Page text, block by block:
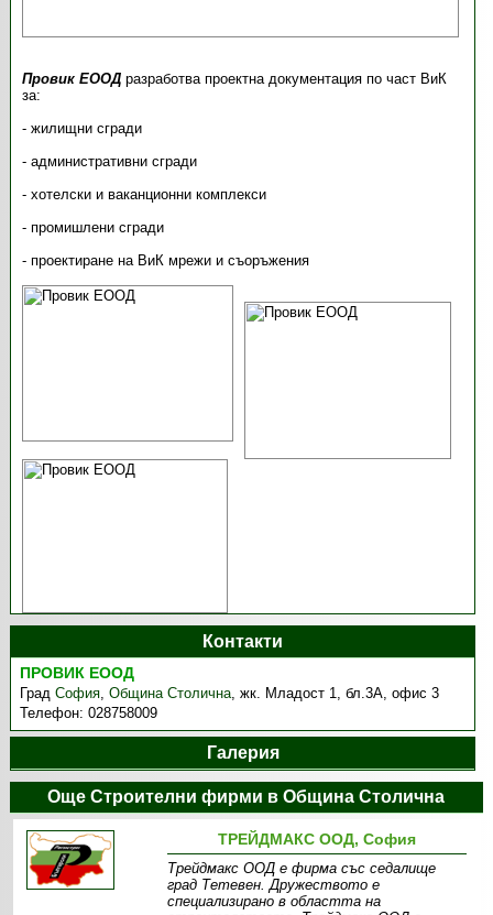
Провик ЕООДразработва проектна документация по част ВиК
за:
- жилищни сгради
- административни сгради
- хотелски и ваканционни комплекси
- промишлени сгради
- проектиране на ВиК мрежи и съоръжения
Контакти
ПРОВИК ЕООД
ГрадСофия,Община Столична,жк. Младост 1, бл.3А, офис 3
Телефон:028758009
Галерия
Още Строителни фирми в Община Столична
ТРЕЙДМАКС ООД, София
Трейдмакс ООД е фирма със седалище
град Тетевен. Дружеството е
специализирано в областта на